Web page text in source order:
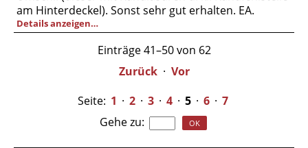
am Hinterdeckel). Sonst sehr gut erhalten. EA.
Details anzeigen…
Einträge 41–50 von 62
Zurück · Vor
Seite: 1 · 2 · 3 · 4 · 5 · 6 · 7
Gehe zu: